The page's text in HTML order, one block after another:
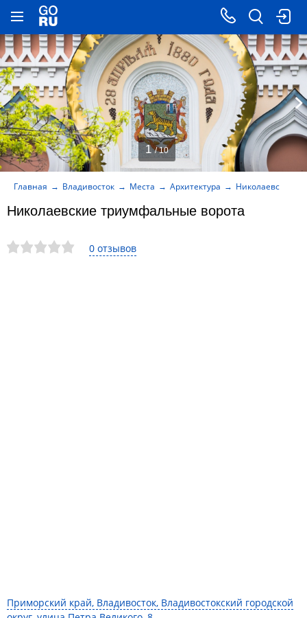
0 отзывов
Приморский край, Владивосток, Владивостокский городской
Николаевские триумфальные ворота
Главная Владивосток Места Архитектура Николаевские
1 / 10